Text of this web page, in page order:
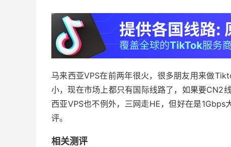
马来西亚VPS在前两年很火，很多朋友用来做
小，现在市场上都只有国际线路了，如果要CN2
西亚VPS也不例外，三网走HE，但好在是
评。
相关测评